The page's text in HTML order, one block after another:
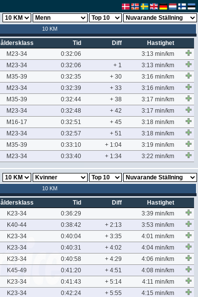
10 KM
åldersklass Tid Diff
Hastighet
M23-34 0:32:06
3:13 min/km
M23-34 0:32:06 + 1
3:13 min/km
M35-39 0:32:35 + 30
3:16 min/km
M23-34 0:32:39 + 33
3:16 min/km
M35-39 0:32:44 + 38
3:17 min/km
M23-34 0:32:48 + 42
3:17 min/km
M16-17 0:32:51 + 45
3:18 min/km
M23-34 0:32:57 + 51
3:18 min/km
M35-39 0:33:10 + 1:04
3:19 min/km
M23-34 0:33:40 + 1:34 3:22 min/km
10 KM
åldersklass Tid Diff
Hastighet
K23-34 0:36:29
3:39 min/km
K40-44 0:38:42 + 2:13
3:53 min/km
K23-34 0:40:04 + 3:35
4:01 min/km
K23-34 0:40:31 + 4:02
4:04 min/km
K23-34 0:40:58 + 4:29
4:06 min/km
K45-49 0:41:20 + 4:51
4:08 min/km
K23-34 0:41:43 + 5:14
4:11 min/km
K23-34 0:42:24 + 5:55
4:15 min/km